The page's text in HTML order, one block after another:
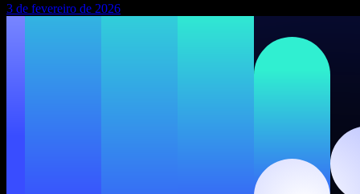
3 de fevereiro de 2026